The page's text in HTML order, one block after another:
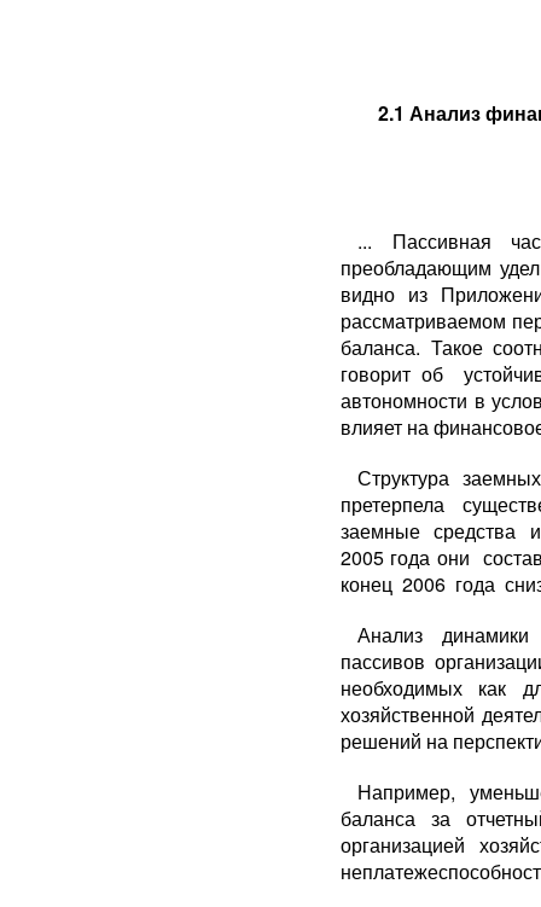
2.1 Анализ
... Пассивная
преобладающим
видно из
рассматриваемом
баланса. Такое
говорит об
автономности в
влияет на
Структура
претерпела
заемные средства
2005 года они
конец 2006 года
Анализ
пассивов
необходимых как
хозяйственной
решений на
Например,
баланса за
организацией